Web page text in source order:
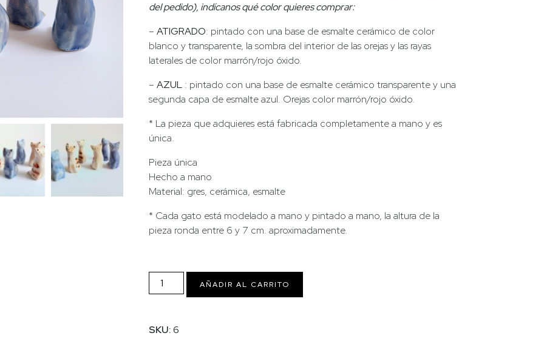
del pedido), indícanos qué color quieres comprar:
–ATIGRADO: pintado con una base de esmalte cerámico de color
blanco y transparente, la sombra del interior de las orejas y las rayas
laterales de color marrón/rojo óxido.
–AZUL : pintado con una base de esmalte cerámico transparente y una
segunda capa de esmalte azul. Orejas color marrón/rojo óxido.
* La pieza que adquieres está fabricada completamente a mano y es
única.
Pieza única
Hecho a mano
Material: gres, cerámica, esmalte
* Cada gato está modelado a mano y pintado a mano, la altura de la
pieza ronda entre 6 y 7 cm. aproximadamente.
Gato
gres
azul
AÑADIR AL CARRITO
SKU:6